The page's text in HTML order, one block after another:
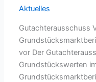
Aktuelles
Gutachterausschuss
vor Der
Grundstückswerten